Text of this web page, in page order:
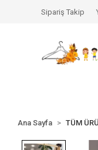
SEZON
Sipariş Takip
Ana Sayfa TÜM